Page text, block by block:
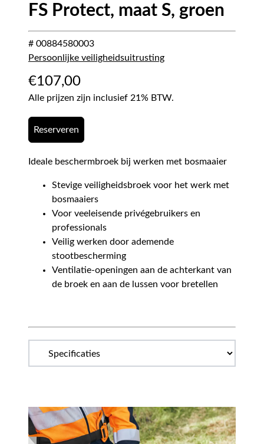
FS Protect, maat S, groen
# 00884580003
Persoonlijke veiligheidsuitrusting
€107,00
Alle prijzen zijn inclusief 21% BTW.
Reserveren
Ideale beschermbroek bij werken met bosmaaier
Stevige veiligheidsbroek voor het werk met
bosmaaiers
Voor veeleisende privégebruikers en
professionals
Veilig werken door ademende
stootbescherming
Ventilatie-openingen aan de achterkant van
de broek en aan de lussen voor bretellen